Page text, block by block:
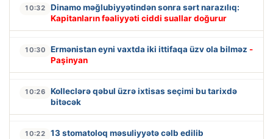
10:32
Dinamo məğlubiyyətindən sonra sərt narazılıq:
Kapitanların fəaliyyəti ciddi suallar doğurur
10:30 Ermənistan eyni vaxtda iki ittifaqa üzv ola bilməz -
Paşinyan
10:26
Kolleclərə qəbul üzrə ixtisas seçimi bu tarixdə
bitəcək
10:22 13 stomatoloq məsuliyyətə cəlb edilib